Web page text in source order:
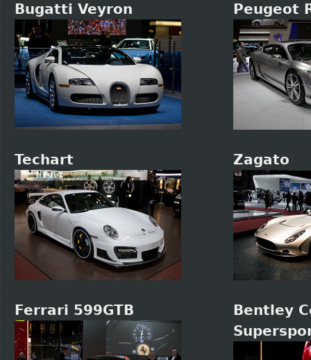
Bugatti Veyron Peugeot
Techart Zagato
Ferrari 599GTB
Bentley